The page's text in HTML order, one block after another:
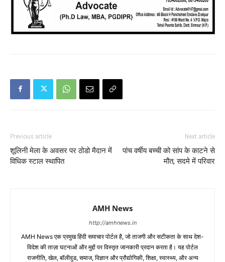
Previous article
शूलिनी मेला के अवसर पर ठोडो मैदान में
विधिक स्टाल स्थापित
Next article
पांच वर्षीय बच्ची को सांप के काटने से
मौत, सदमे में परिवार
AMH News
http://amhnews.in
AMH News एक प्रमुख हिंदी समाचार पोर्टल है, जो ताजगी और सटीकता के साथ देश-
विदेश की ताज़ा घटनाओं और मुद्दों पर विस्तृत जानकारी प्रदान करता है। यह पोर्टल
राजनीति, खेल, बॉलीवुड, समाज, विज्ञान और प्रौद्योगिकी, शिक्षा, स्वास्थ्य, और अन्य